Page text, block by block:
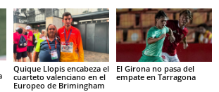
Quique Llopis encabeza el
cuarteto valenciano en el
Europeo de Brimingham
El Girona no pasa del
empate en Tarragona